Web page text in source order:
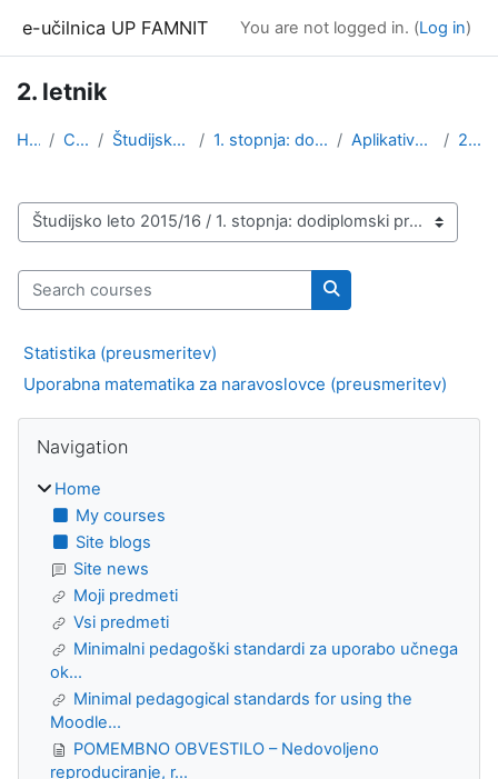
e-učilnica UP FAMNIT You are not logged in. (Log in)
2. letnik
Home Courses Študijsko leto 2015/16 1. stopnja: dodiplomski program Aplikativna kineziologija 2. letnik
Course categories
Search courses
Search courses
Statistika (preusmeritev)
Uporabna matematika za naravoslovce (preusmeritev)
Blocks
Navigation
Home
My courses
Site blogs
Site news
Moji predmeti
Vsi predmeti
Minimalni pedagoški standardi za uporabo učnega
ok...
Minimal pedagogical standards for using the
Moodle...
POMEMBNO OBVESTILO – Nedovoljeno
reproduciranje, r...